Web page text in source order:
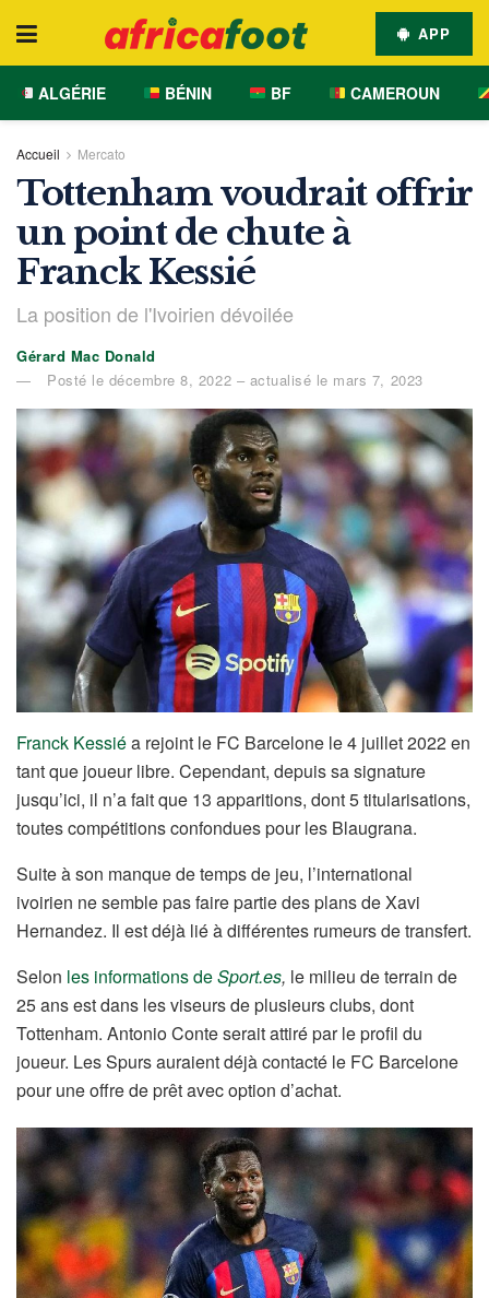
APP
ALGÉRIE BÉNIN BF CAMEROUN
Accueil Mercato
Tottenham voudrait offrir
un point de chute à
Franck Kessié
La position de l'Ivoirien dévoilée
Gérard Mac Donald
Posté le décembre 8, 2022 – actualisé le mars 7, 2023
Franck Kessiéa rejoint le FC Barcelone le 4 juillet 2022 en
tant que joueur libre. Cependant, depuis sa signature
jusqu’ici, il n’a fait que 13 apparitions, dont 5 titularisations,
toutes compétitions confondues pour les Blaugrana.
Suite à son manque de temps de jeu, l’international
ivoirien ne semble pas faire partie des plans de Xavi
Hernandez. Il est déjà lié à différentes rumeurs de transfert.
Selon les informations deSport.es, le milieu de terrain de
25 ans est dans les viseurs de plusieurs clubs, dont
Tottenham. Antonio Conte serait attiré par le profil du
joueur. Les Spurs auraient déjà contacté le FC Barcelone
pour une offre de prêt avec option d’achat.